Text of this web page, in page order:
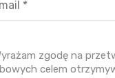
zgodę na
celem